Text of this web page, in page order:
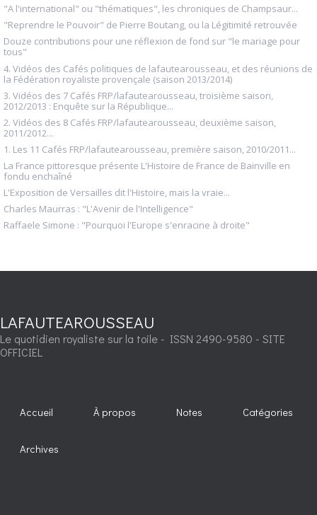
"A l'international" ou "thématiques", les chroniques de Champsaur...
"Reprendre le Pouvoir" de Pierre Boutang, ou la Légitimité retrouvée
Douze contributions pour une réflexion de fond sur "le mariage pour
tous"
4. Vidéos des Cafés politiques de lafautearousseau, et des réunions de
la Fédération royaliste provençale (saison 2013/2014)
3. Vidéos des 7 Cafés FRP/lafautearousseau, troisième saison,
2012/2013 : Enquête sur la République...
2. Vidéos des 8 Cafés FRP/lafautearousseau, deuxième saison,
2011/2012...
1. Les 11 Cafés FRP/lafautearousseau, première saison, 2010/2011...
La France pittoresque présente L'Histoire de France de Bainville en
fondu enchaîné
L'Exposition de Versailles dit l'Histoire, mais la vraie...
Charles Maurras : "L'Avenir de l'Intelligence"
Raffaele Simone : "Pourquoi l'Europe s'enracine à droite"
LAFAUTEAROUSSEAU
Le quotidien royaliste sur la toile - ISSN 2490-9580 - SITE
OFFICIEL
Accueil À propos Notes Catégories
Archives